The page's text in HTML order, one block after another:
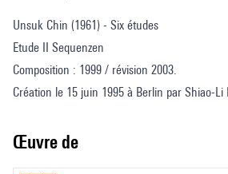
Unsuk Chin (1961) - Six études
Etude II Sequenzen
Composition : 1999 / révision 2003.
Création le 15 juin 1995 à Berlin par Shiao-Li
Œuvre de